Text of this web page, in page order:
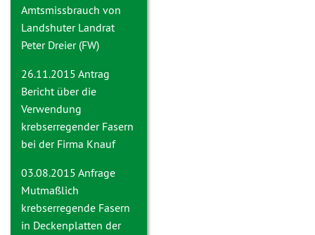
Amtsmissbrauch von
Landshuter Landrat
Peter Dreier (FW)
26.11.2015 Antrag
Bericht über die
Verwendung
krebserregender Fasern
bei der Firma Knauf
03.08.2015 Anfrage
Mutmaßlich
krebserregende Fasern
in Deckenplatten der